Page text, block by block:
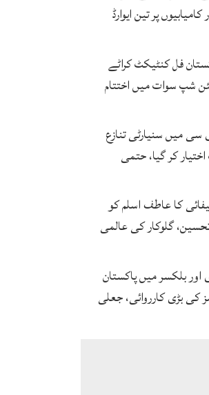
کامیابیوں پر تین ایوارڈ
فل کنٹیکٹ کراٹے
شپ سوات میں اختتام
سی میں سنیارٹی تنازع
کر گیا، حتمی
کا عاطف اسلم کو
گلوکار کی عالمی
بلکسر میں پاکستان
کی بڑی کارروائی، جعلی